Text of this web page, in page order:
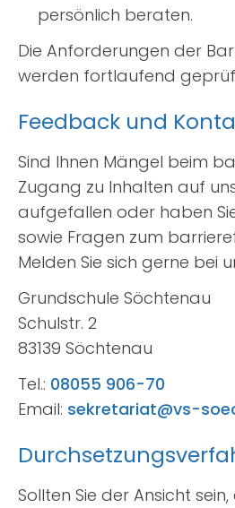
persönlich beraten.
Die Anforderungen der
werden fortlaufend
Feedback und
Sind Ihnen Mängel beim
Zugang zu Inhalten auf
aufgefallen oder haben
sowie Fragen zum
Melden Sie sich gerne bei
Grundschule Söchtenau
Schulstr. 2
83139 Söchtenau
Tel.: 08055 906-70
Email: sekretariat@vs-
Sollten Sie der Ansicht